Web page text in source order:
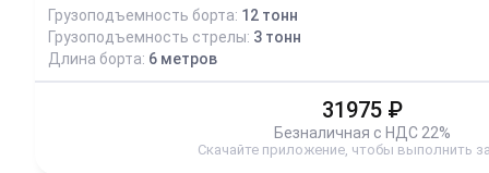
Грузоподъемность борта: 12 тонн
Грузоподъемность стрелы: 3 тонн
Длина борта: 6 метров
31975 ₽
Безналичная с НДС 22%
Скачайте приложение, чтобы выполнить